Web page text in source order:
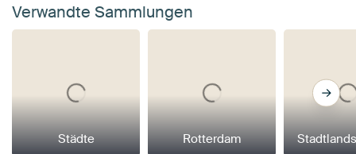
Verwandte Sammlungen
Städte Rotterdam